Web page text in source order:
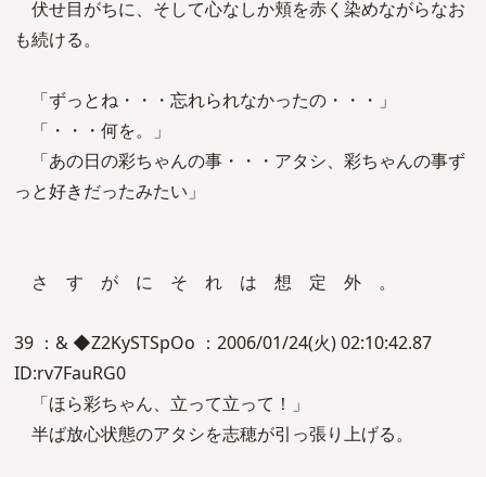
伏せ目がちに、そして心なしか頬を赤く染めながらなお
も続ける。
「ずっとね・・・忘れられなかったの・・・」
「・・・何を。」
「あの日の彩ちゃんの事・・・アタシ、彩ちゃんの事ず
っと好きだったみたい」
さ す が に そ れ は 想 定 外 。
39 ：& ◆Z2KySTSpOo ：2006/01/24(火) 02:10:42.87
ID:rv7FauRG0
「ほら彩ちゃん、立って立って！」
半ば放心状態のアタシを志穂が引っ張り上げる。